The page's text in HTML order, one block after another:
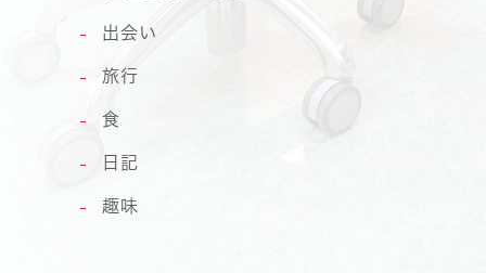
出会い
旅行
食
日記
趣味